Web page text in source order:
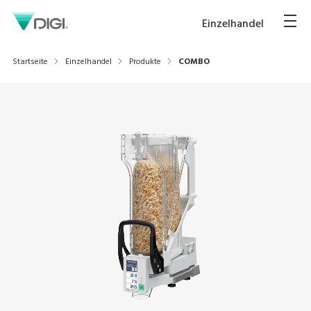
Einzelhandel
Startseite Einzelhandel Produkte COMBO